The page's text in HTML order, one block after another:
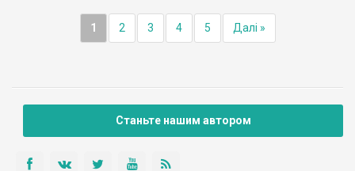
1 2 3 4 5 Далі »
Станьте нашим автором